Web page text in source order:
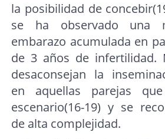
la posibilidad de
se ha observado una
embarazo acumulada en
de 3 años de infertilidad.
desaconsejan la
en aquellas parejas
escenario(16-19) y se
de alta complejidad.